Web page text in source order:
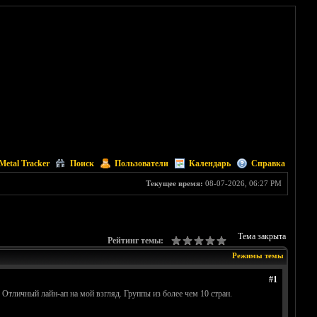
Tracker Поиск Пользователи Календарь Справка
Текущее время: 08-07-2026, 06:27 PM
Тема закрыта
Рейтинг темы:
Режимы темы
#1
лайн-ап на мой взгляд. Группы из более чем 10 стран.